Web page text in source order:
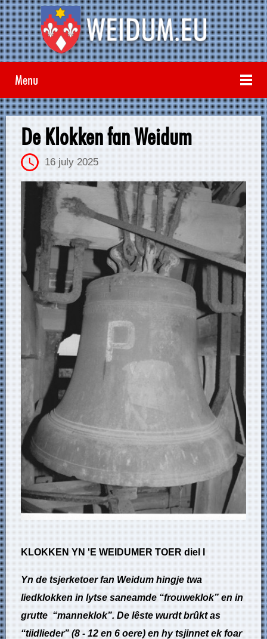
Menu
De Klokken fan Weidum
16 july 2025
KLOKKEN YN 'E WEIDUMER TOER diel I
Yn de tsjerketoer fan Weidum hingje twa
liedklokken in lytse saneamde “frouweklok” en in
grutte “manneklok”. De lêste wurdt brûkt as
“tiidlieder” (8 - 12 en 6 oere) en hy tsjinnet ek foar